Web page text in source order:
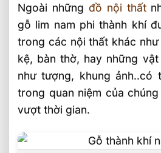
Ngoài những đồ nội thất
gỗ lim nam phi thành khí
trong các nội thất khác
kệ, bàn thờ, hay những
như tượng, khung ảnh..có
trong quan niệm của
vượt thời gian.